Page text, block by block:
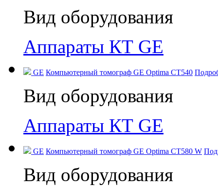
Вид оборудования
Аппараты КТ GE
GE Компьютерный томограф GE Optima CT540
Вид оборудования
Аппараты КТ GE
GE Компьютерный томограф GE Optima CT580 W
Вид оборудования